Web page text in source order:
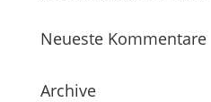
Neueste Kommentare
Archive